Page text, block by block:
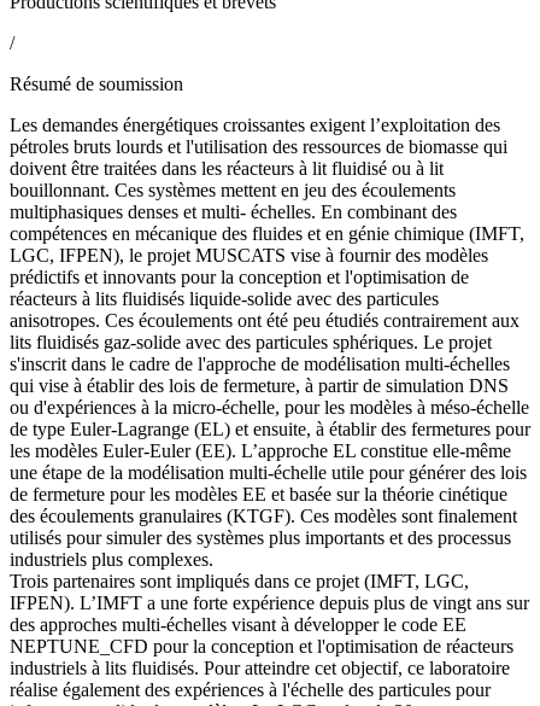
/
Résumé de soumission
Les demandes énergétiques croissantes exigent l’exploitation des
pétroles bruts lourds et l'utilisation des ressources de biomasse qui
doivent être traitées dans les réacteurs à lit fluidisé ou à lit
bouillonnant. Ces systèmes mettent en jeu des écoulements
multiphasiques denses et multi- échelles. En combinant des
compétences en mécanique des fluides et en génie chimique (IMFT,
LGC, IFPEN), le projet MUSCATS vise à fournir des modèles
prédictifs et innovants pour la conception et l'optimisation de
réacteurs à lits fluidisés liquide-solide avec des particules
anisotropes. Ces écoulements ont été peu étudiés contrairement aux
lits fluidisés gaz-solide avec des particules sphériques. Le projet
s'inscrit dans le cadre de l'approche de modélisation multi-échelles
qui vise à établir des lois de fermeture, à partir de simulation DNS
ou d'expériences à la micro-échelle, pour les modèles à méso-échelle
de type Euler-Lagrange (EL) et ensuite, à établir des fermetures pour
les modèles Euler-Euler (EE). L’approche EL constitue elle-même
une étape de la modélisation multi-échelle utile pour générer des lois
de fermeture pour les modèles EE et basée sur la théorie cinétique
des écoulements granulaires (KTGF). Ces modèles sont finalement
utilisés pour simuler des systèmes plus importants et des processus
industriels plus complexes.
Trois partenaires sont impliqués dans ce projet (IMFT, LGC,
IFPEN). L’IMFT a une forte expérience depuis plus de vingt ans sur
des approches multi-échelles visant à développer le code EE
NEPTUNE_CFD pour la conception et l'optimisation de réacteurs
industriels à lits fluidisés. Pour atteindre cet objectif, ce laboratoire
réalise également des expériences à l'échelle des particules pour